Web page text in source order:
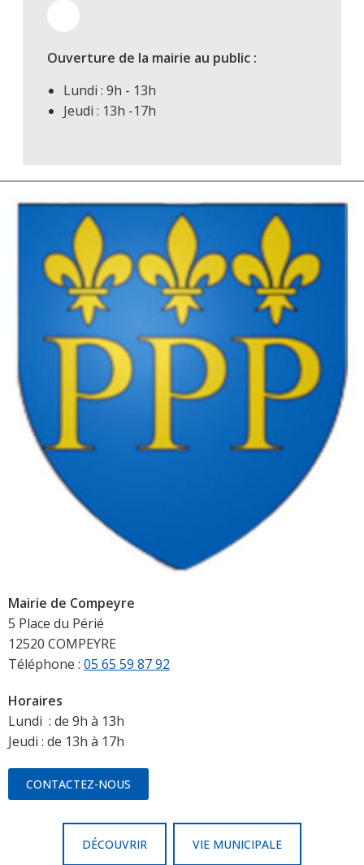
Ouverture de la mairie au public :
Lundi : 9h - 13h
Jeudi : 13h -17h
Mairie de Compeyre
5 Place du Périé
12520 COMPEYRE
Téléphone : 05 65 59 87 92
Horaires
Lundi : de 9h à 13h
Jeudi : de 13h à 17h
CONTACTEZ-NOUS
DÉCOUVRIR VIE MUNICIPALE